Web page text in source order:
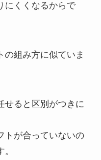
にくくなるからで
の組み方に似ていま
せると区別がつきに
トが合っていないの